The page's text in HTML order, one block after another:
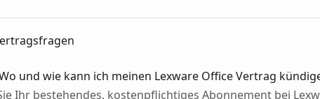
und wie kann ich meinen Lexware Office Vertrag
Ihr bestehendes, kostenpflichtiges Abonnement bei